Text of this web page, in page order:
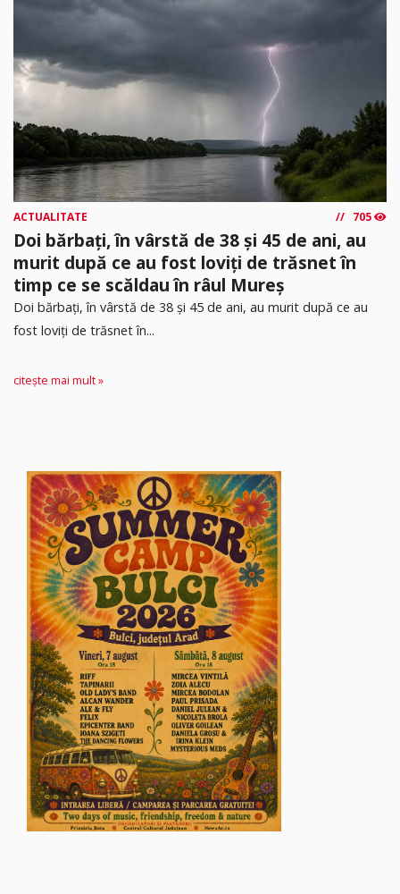
ACTUALITATE 705
Doi bărbați, în vârstă de 38 și 45 de ani, au
murit după ce au fost loviți de trăsnet în
timp ce se scăldau în râul Mureș
Doi bărbați, în vârstă de 38 și 45 de ani, au murit după ce au
fost loviți de trăsnet în...
citește mai mult »